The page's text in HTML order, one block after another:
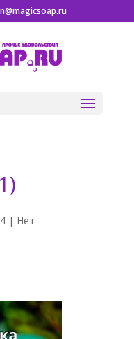
| Нет